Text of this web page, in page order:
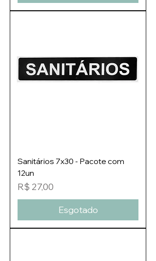
Sanitários 7x30 - Pacote com
12un
Preço
R$ 27,00
Esgotado